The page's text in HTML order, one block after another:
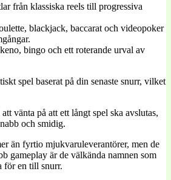
från klassiska reels till progressiva
blackjack, baccarat och videopoker
bingo och ett roterande urval av
spel baserat på din senaste snurr, vilket
vänta på att ett långt spel ska avslutas,
och smidig.
än fyrtio mjukvaruleverantörer, men de
gameplay är de välkända namnen som
för en till snurr.